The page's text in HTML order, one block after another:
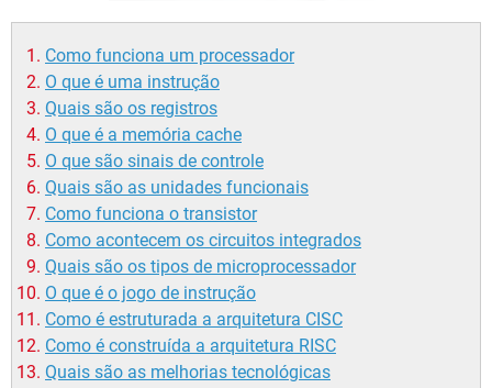
Como funciona um processador
O que é uma instrução
Quais são os registros
O que é a memória cache
O que são sinais de controle
Quais são as unidades funcionais
Como funciona o transistor
Como acontecem os circuitos integrados
Quais são os tipos de microprocessador
O que é o jogo de instrução
Como é estruturada a arquitetura CISC
Como é construída a arquitetura RISC
Quais são as melhorias tecnológicas